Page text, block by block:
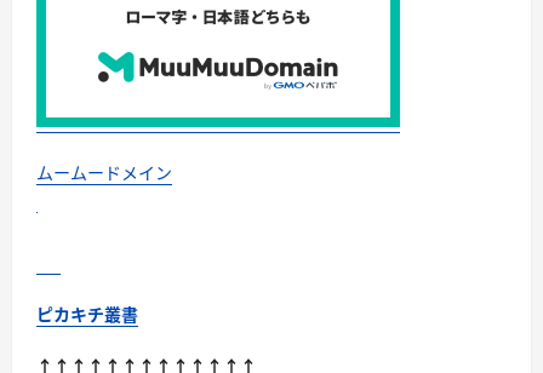
ト
を
る！
に
い
て
ムームードメイン
ピカキチ叢書
↑↑↑↑↑↑↑↑↑↑↑↑↑